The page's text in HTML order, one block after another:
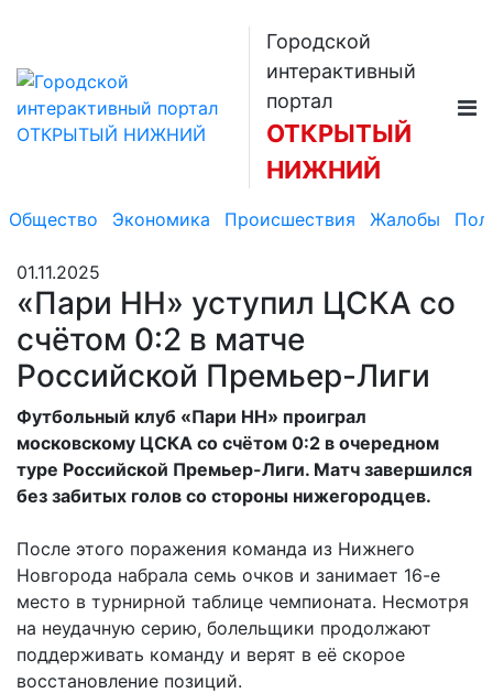
Городской
интерактивный
портал
ОТКРЫТЫЙ
НИЖНИЙ
Общество Экономика Происшествия Жалобы
01.11.2025
«Пари НН» уступил ЦСКА со
счётом 0:2 в матче
Российской Премьер-Лиги
Футбольный клуб «Пари НН» проиграл
московскому ЦСКА со счётом 0:2 в очередном
туре Российской Премьер-Лиги. Матч завершился
без забитых голов со стороны нижегородцев.
После этого поражения команда из Нижнего
Новгорода набрала семь очков и занимает 16-е
место в турнирной таблице чемпионата. Несмотря
на неудачную серию, болельщики продолжают
поддерживать команду и верят в её скорое
восстановление позиций.